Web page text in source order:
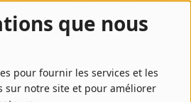
que nous
pour fournir les services et les
sur notre site et pour améliorer